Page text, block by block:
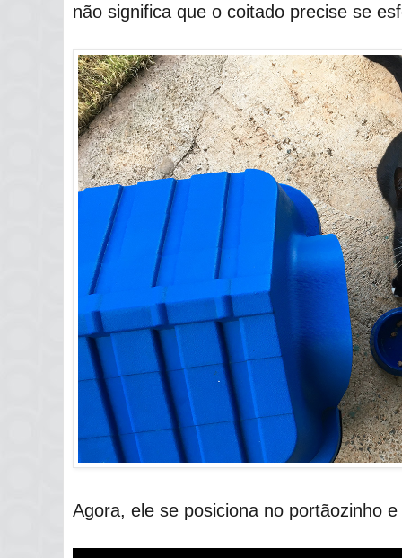
não significa que o coitado precise se
Agora, ele se posiciona no portãozinho